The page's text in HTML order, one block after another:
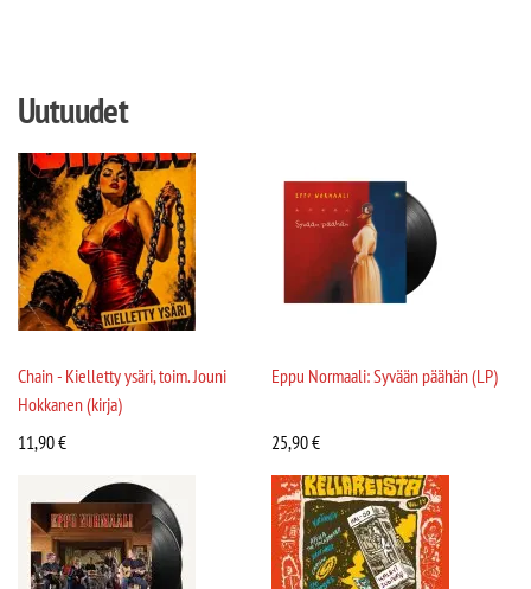
Uutuudet
Chain - Kielletty ysäri, toim. Jouni
Hokkanen (kirja)
11,90€
Eppu Normaali: Syvään päähän (LP)
25,90€